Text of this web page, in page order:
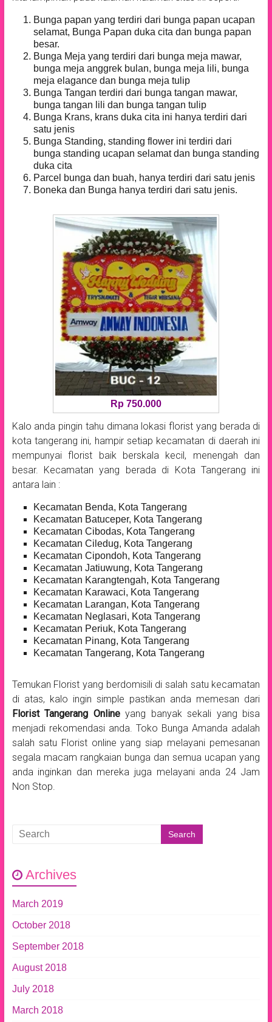
Bunga papan yang terdiri dari bunga papan ucapan
selamat, Bunga Papan duka cita dan bunga papan
besar.
Bunga Meja yang terdiri dari bunga meja mawar,
bunga meja anggrek bulan, bunga meja lili, bunga
meja elagance dan bunga meja tulip
Bunga Tangan terdiri dari bunga tangan mawar,
bunga tangan lili dan bunga tangan tulip
Bunga Krans, krans duka cita ini hanya terdiri dari
satu jenis
Bunga Standing, standing flower ini terdiri dari
bunga standing ucapan selamat dan bunga standing
duka cita
Parcel bunga dan buah, hanya terdiri dari satu jenis
Boneka dan Bunga hanya terdiri dari satu jenis.
Rp 750.000
Kalo anda pingin tahu dimana lokasi florist yang berada di
kota tangerang ini, hampir setiap kecamatan di daerah ini
mempunyai florist baik berskala kecil, menengah dan
besar. Kecamatan yang berada di Kota Tangerang ini
antara lain :
Kecamatan Benda, Kota Tangerang
Kecamatan Batuceper, Kota Tangerang
Kecamatan Cibodas, Kota Tangerang
Kecamatan Ciledug, Kota Tangerang
Kecamatan Cipondoh, Kota Tangerang
Kecamatan Jatiuwung, Kota Tangerang
Kecamatan Karangtengah, Kota Tangerang
Kecamatan Karawaci, Kota Tangerang
Kecamatan Larangan, Kota Tangerang
Kecamatan Neglasari, Kota Tangerang
Kecamatan Periuk, Kota Tangerang
Kecamatan Pinang, Kota Tangerang
Kecamatan Tangerang, Kota Tangerang
Temukan Florist yang berdomisili di salah satu kecamatan
di atas, kalo ingin simple pastikan anda memesan dari
Florist Tangerang Onlineyang banyak sekali yang bisa
menjadi rekomendasi anda. Toko Bunga Amanda adalah
salah satu Florist online yang siap melayani pemesanan
segala macam rangkaian bunga dan semua ucapan yang
anda inginkan dan mereka juga melayani anda 24 Jam
Non Stop.
Archives
March 2019
October 2018
September 2018
August 2018
July 2018
March 2018